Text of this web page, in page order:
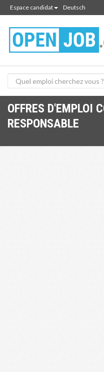
Espace candidat Deutsch
OFFRES D'EMPLOI
RESPONSABLE